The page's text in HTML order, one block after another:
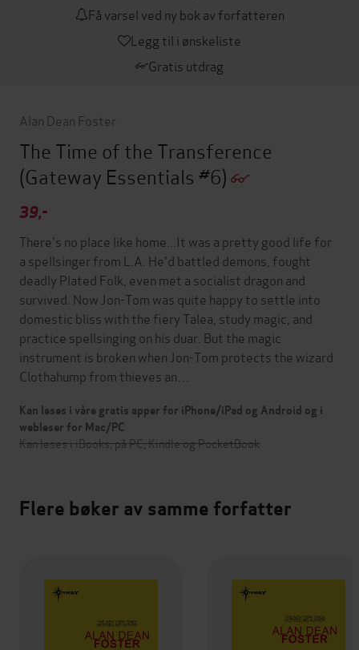
Få varsel ved ny bok av forfatteren
Legg til i ønskeliste
Gratis utdrag
Alan Dean Foster
The Time of the Transference
(Gateway Essentials #6)
39,-
There's no place like home...It was a pretty good life for
a spellsinger from L.A. He'd battled demons, fought
deadly Plated Folk, even met a socialist dragon and
survived. Now Jon-Tom was quite happy to settle into
domestic bliss with the fiery Talea, study magic, and
practice spellsinging on his duar. But the magic
instrument is broken when Jon-Tom protects the wizard
Clothahump from thieves an…
Kan leses i våre gratis apper for iPhone/iPad og Android og i
webleser for Mac/PC
Kan leses i iBooks, på PC, Kindle og PocketBook
Flere bøker av samme forfatter